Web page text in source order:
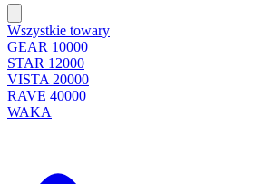
Wszystkie towary
GEAR 10000
STAR 12000
VISTA 20000
RAVE 40000
WAKA